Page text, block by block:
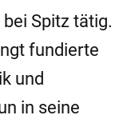
Spitz tätig.
fundierte
und
in seine